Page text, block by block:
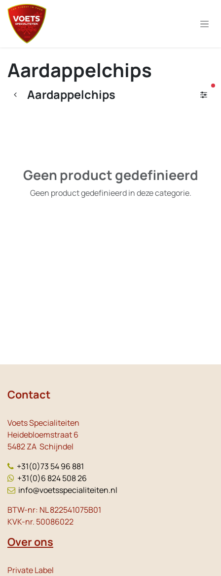
Overslaan naar inhoud
Aardappelchips
Aardappelchips
Geen product gedefinieerd
Geen product gedefinieerd in deze categorie.
Contact
Voets Specialiteiten
Heidebloemstraat 6
5482 ZA Schijndel
+31(0)73 54 96 881
+31(0)6 824 508 26
info@voetsspecialiteiten.nl
BTW-nr: NL 822541075B01
KVK-nr. 50086022
Over ons
Private Label